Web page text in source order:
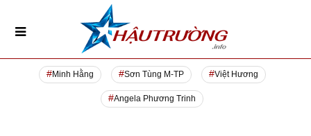
Minh Hằng Sơn Tùng M-TP Việt Hương
Angela Phương Trinh